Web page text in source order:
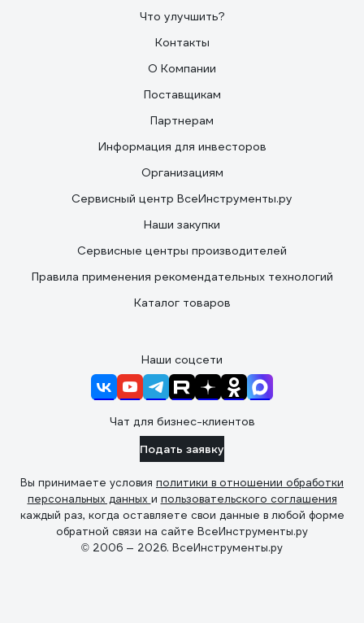
Что улучшить?
Контакты
О Компании
Поставщикам
Партнерам
Информация для инвесторов
Организациям
Сервисный центр ВсеИнструменты.ру
Наши закупки
Сервисные центры производителей
Правила применения рекомендательных технологий
Каталог товаров
Наши соцсети
Чат для бизнес-клиентов
Подать заявку
Вы принимаете условия политики в отношении обработки
персональных данных и пользовательского соглашения
каждый раз, когда оставляете свои данные в любой форме
обратной связи на сайте ВсеИнструменты.ру
© 2006 — 2026. ВсеИнструменты.ру